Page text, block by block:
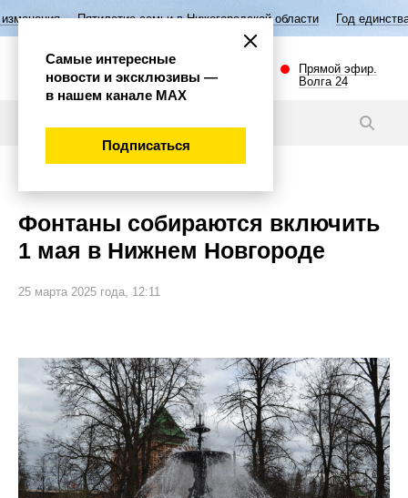
семьи в Нижегородской области Год единства народов
Прямой эфир.
Волга 24
Фонтаны собираются включить
1 мая в Нижнем Новгороде
25 марта 2025 года, 12:11
Самые интересные
новости и эксклюзивы —
в нашем канале МАХ
Подписаться